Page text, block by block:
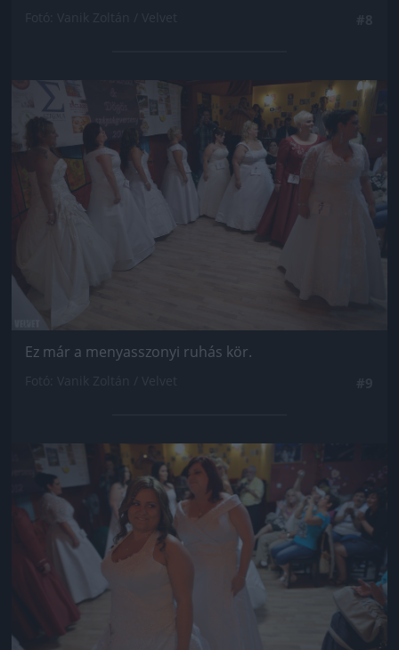
Jön még kép!
Ez már a menyasszonyi ruhás kör.
Jön még kép!